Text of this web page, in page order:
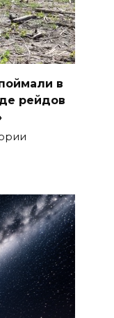
в
рейдов